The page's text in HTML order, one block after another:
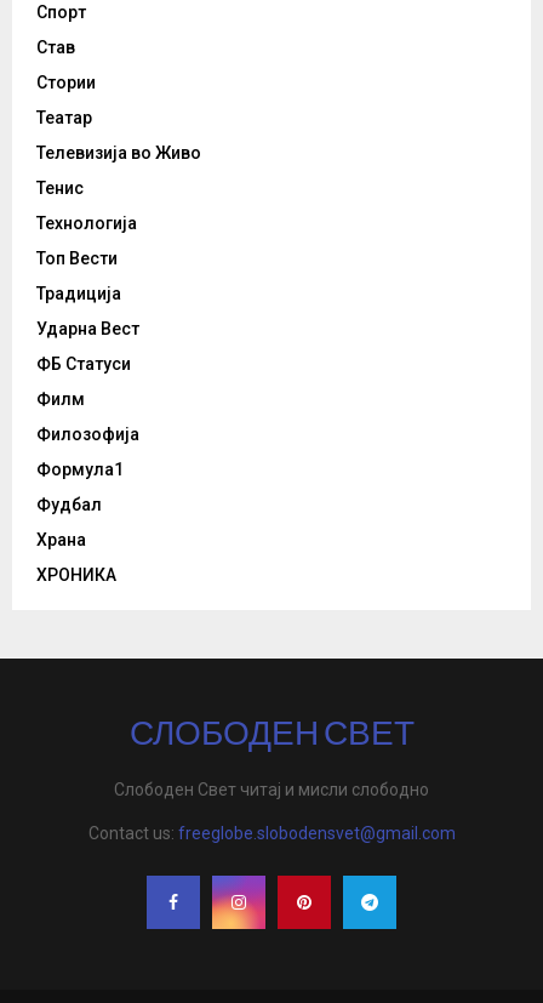
Спорт
Став
Стории
Театар
Телевизија во Живо
Тенис
Технологија
Топ Вести
Традиција
Ударна Вест
ФБ Статуси
Филм
Филозофија
Формула1
Фудбал
Храна
ХРОНИКА
СЛОБОДЕН СВЕТ
Слободен Свет читај и мисли слободно
Contact us: freeglobe.slobodensvet@gmail.com